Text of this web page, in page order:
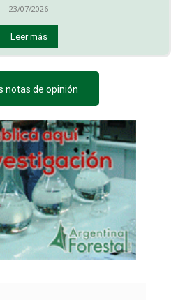
23/07/2026
Leer más
notas de opinión